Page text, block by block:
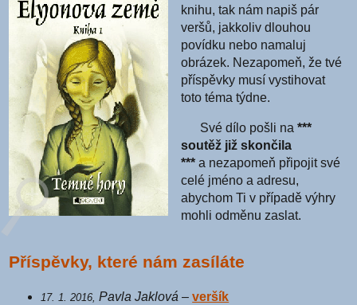
knihu, tak nám napiš pár
veršů, jakkoliv dlouhou
povídku nebo namaluj
obrázek. Nezapomeň, že tvé
příspěvky musí vystihovat
toto téma týdne.
Své dílo pošli na***
soutěž již skončila
*** a nezapomeň připojit své
celé jméno a adresu,
abychom Ti v případě výhry
mohli odměnu zaslat.
Příspěvky, které nám zasíláte
17. 1. 2016, Pavla Jaklová –veršík